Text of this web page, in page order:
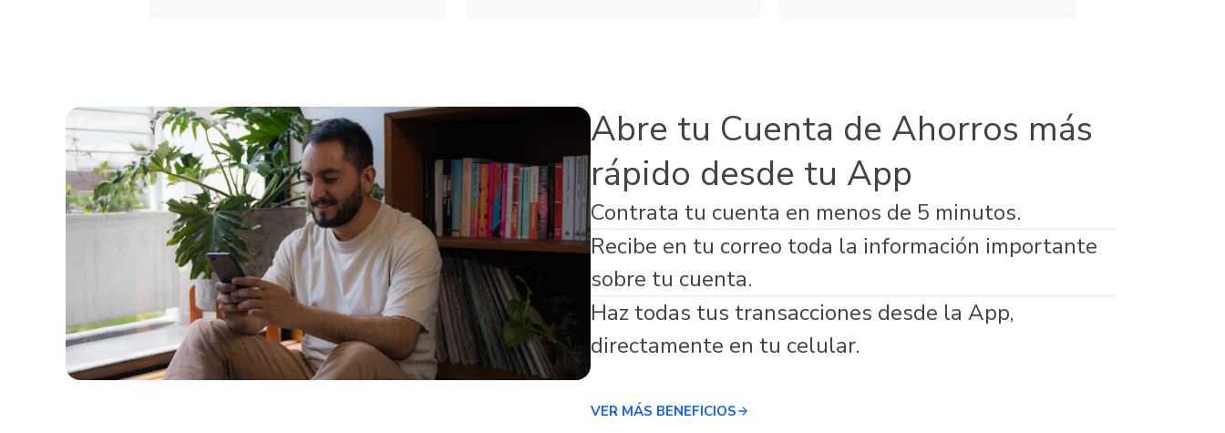
Servicios Adicionales
Courier
Peigo
Billetera virtual respaldada por Banco Guayaquil
Abre tu Cuenta de Ahorros más
rápido desde tu App
Contrata tu cuenta en menos de 5 minutos.
Recibe en tu correo toda la información importante
sobre tu cuenta.
Haz todas tus transacciones desde la App,
directamente en tu celular.
VER MÁS BENEFICIOS